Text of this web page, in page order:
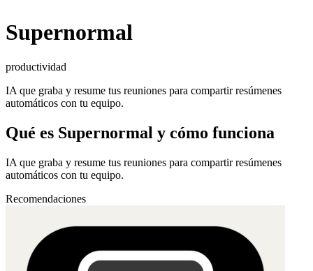
Supernormal
productividad
IA que graba y resume tus reuniones para compartir resúmenes
automáticos con tu equipo.
Qué es Supernormal y cómo funciona
IA que graba y resume tus reuniones para compartir resúmenes
automáticos con tu equipo.
Recomendaciones